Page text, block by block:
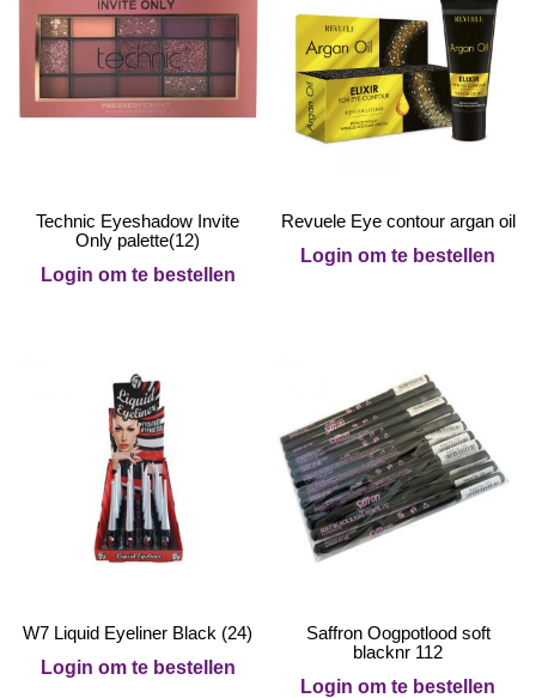
Technic Eyeshadow Invite
Only palette(12)
Login om te bestellen
Revuele Eye contour argan oil
Login om te bestellen
W7 Liquid Eyeliner Black (24)
Login om te bestellen
Saffron Oogpotlood soft
blacknr 112
Login om te bestellen